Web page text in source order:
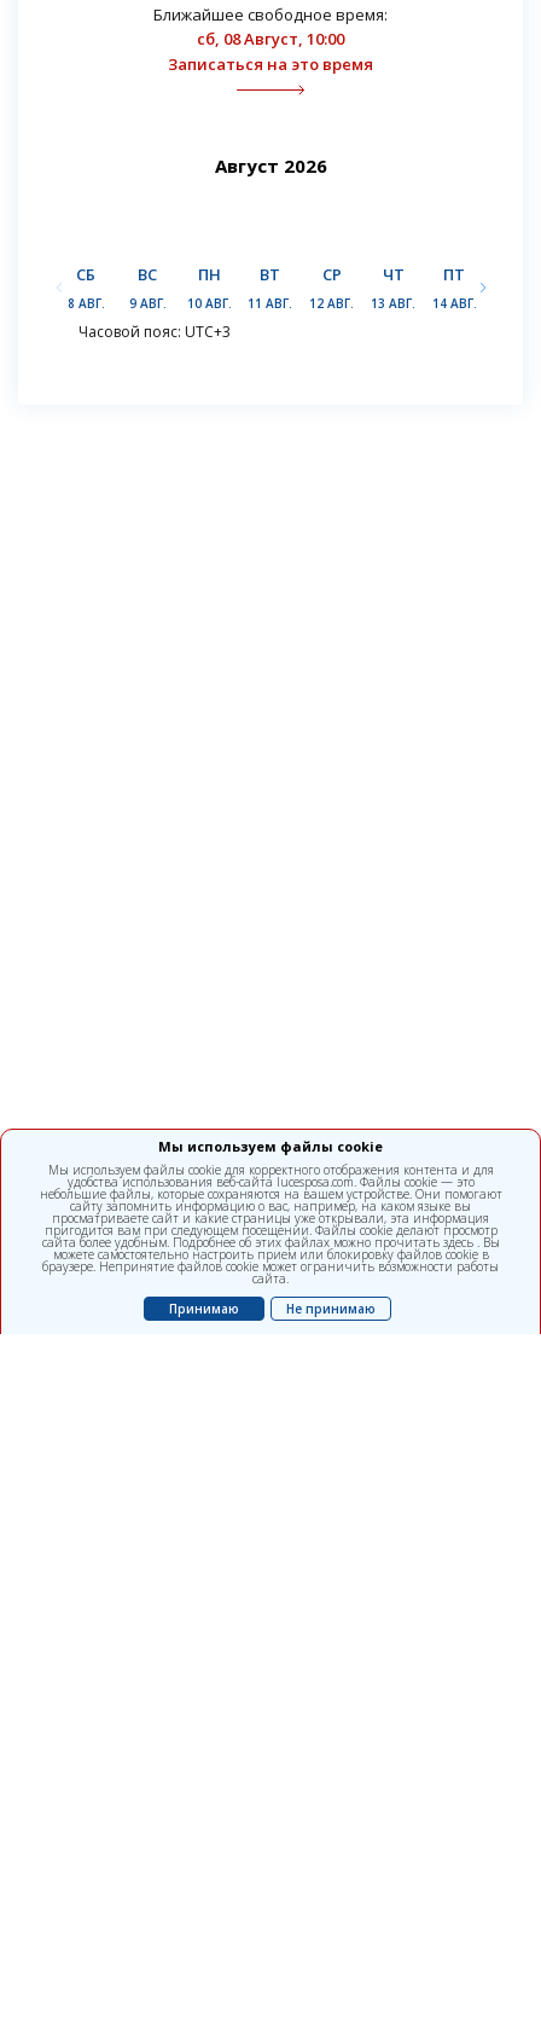
Ближайшее свободное время:
сб, 08 Август, 10:00
Записаться на это время
Август 2026
СБ
8 АВГ.
ВС
9 АВГ.
ПН
10 АВГ.
ВТ
11 АВГ.
СР
12 АВГ.
ЧТ
13 АВГ.
ПТ
14 АВГ.
Часовой пояс: UTC+3
Мы используем файлы cookie
Мы используем файлы cookie для корректного отображения контента и для
удобства использования веб-сайта lucesposa.com. Файлы cookie — это
небольшие файлы, которые сохраняются на вашем устройстве. Они помогают
сайту запомнить информацию о вас, например, на каком языке вы
просматриваете сайт и какие страницы уже открывали, эта информация
пригодится вам при следующем посещении. Файлы cookie делают просмотр
сайта более удобным. Подробнее об этих файлах можно прочитать здесь . Вы
можете самостоятельно настроить прием или блокировку файлов cookie в
браузере. Непринятие файлов cookie может ограничить возможности работы
сайта.
Принимаю
Не принимаю